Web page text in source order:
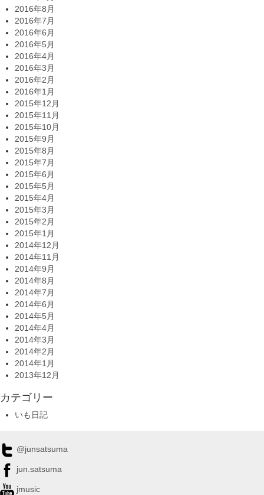
2016年8月
2016年7月
2016年6月
2016年5月
2016年4月
2016年3月
2016年2月
2016年1月
2015年12月
2015年11月
2015年10月
2015年9月
2015年8月
2015年7月
2015年6月
2015年5月
2015年4月
2015年3月
2015年2月
2015年1月
2014年12月
2014年11月
2014年9月
2014年8月
2014年7月
2014年6月
2014年5月
2014年4月
2014年3月
2014年2月
2014年1月
2013年12月
カテゴリー
いも日記
@junsatsuma
jun.satsuma
jmusic